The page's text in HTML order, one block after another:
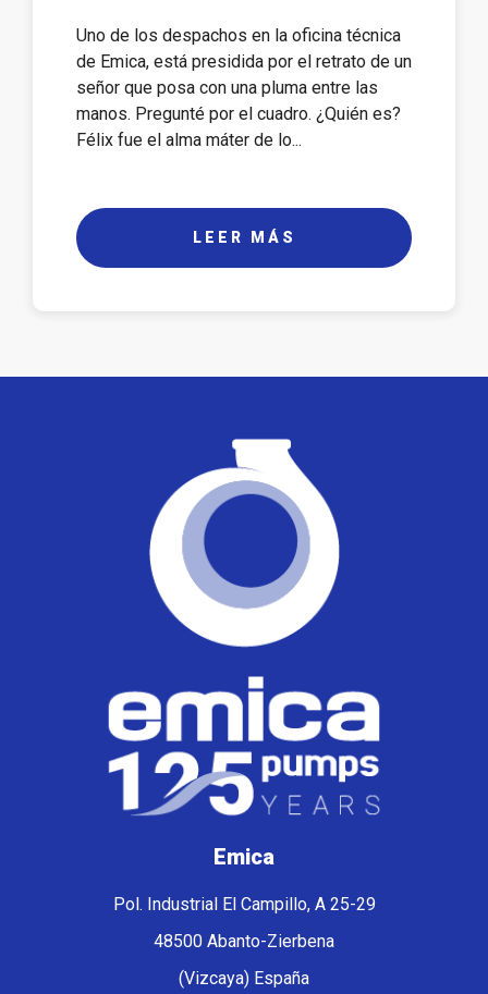
Uno de los despachos en la oficina técnica
de Emica, está presidida por el retrato de un
señor que posa con una pluma entre las
manos. Pregunté por el cuadro. ¿Quién es?
Félix fue el alma máter de lo...
LEER MÁS
Emica
Pol. Industrial El Campillo, A 25-29
48500 Abanto-Zierbena
(Vizcaya) España